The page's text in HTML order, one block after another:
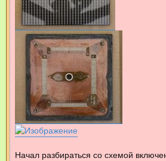
Начал разбираться со схемой